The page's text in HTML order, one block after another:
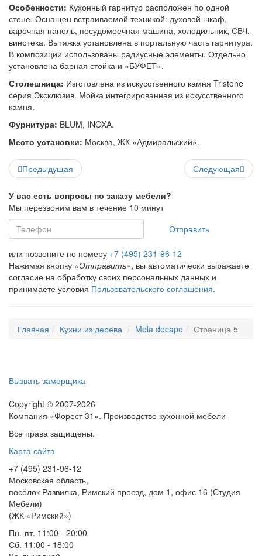
Особенности: Кухонный гарнитур расположен по одной
стене. Оснащен встраиваемой техникой: духовой шкаф,
варочная панель, посудомоечная машина, холодильник, СВЧ,
винотека. Вытяжка установлена в портальную часть гарнитура.
В композиции использованы радиусные элементы. Отдельно
установлена барная стойка и «БУФЕТ».
Столешница: Изготовлена из искусственного камня Tristone
серия Эксклюзив. Мойка интегрированная из искусственного
камня.
Фурнитура: BLUM, INOXA.
Место установки: Москва, ЖК «Адмиральский».
Предыдущая Следующая
У вас есть вопросы по заказу мебели?
Мы перезвоним вам в течение 10 минут
Отправить
или позвоните по номеру +7 (495) 231-96-12
Нажимая кнопку «Отправить», вы автоматически выражаете
согласие на обработку своих персональных данных и
принимаете условия Пользовательского соглашения.
Главная Кухни из дерева Mela decape Страница 5
Вызвать замерщика
Copyright © 2007-2026
Компания «Форест 31». Производство кухонной мебели
Все права защищены.
Карта сайта
+7 (495) 231-96-12
Московская область,
посёлок Развилка, Римский проезд, дом 1, офис 16 (Студия
Мебели)
(ЖК «Римский»)
Пн.-пт. 11:00 - 20:00
Сб. 11:00 - 18:00